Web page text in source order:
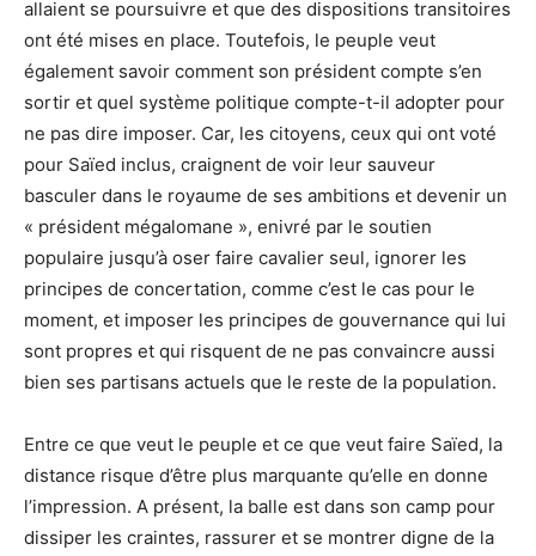
allaient se poursuivre et que des dispositions transitoires
ont été mises en place. Toutefois, le peuple veut
également savoir comment son président compte s’en
sortir et quel système politique compte-t-il adopter pour
ne pas dire imposer. Car, les citoyens, ceux qui ont voté
pour Saïed inclus, craignent de voir leur sauveur
basculer dans le royaume de ses ambitions et devenir un
« président mégalomane », enivré par le soutien
populaire jusqu’à oser faire cavalier seul, ignorer les
principes de concertation, comme c’est le cas pour le
moment, et imposer les principes de gouvernance qui lui
sont propres et qui risquent de ne pas convaincre aussi
bien ses partisans actuels que le reste de la population.
Entre ce que veut le peuple et ce que veut faire Saïed, la
distance risque d’être plus marquante qu’elle en donne
l’impression. A présent, la balle est dans son camp pour
dissiper les craintes, rassurer et se montrer digne de la